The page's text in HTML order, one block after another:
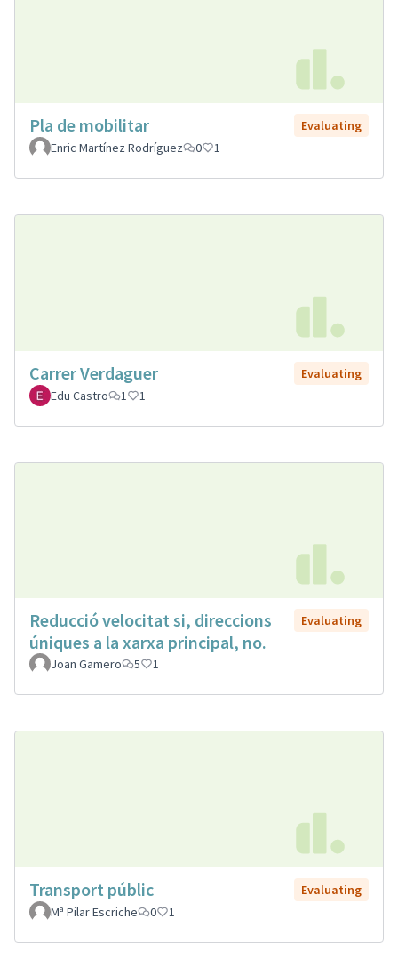
Pla de mobilitar
Evaluating
Enric Martínez Rodríguez
0 1
Carrer Verdaguer
Evaluating
Edu Castro
1 1
Reducció velocitat si, direccions
úniques a la xarxa principal, no.
Evaluating
Joan Gamero 5 1
Transport públic
Evaluating
Mª Pilar Escriche
0 1